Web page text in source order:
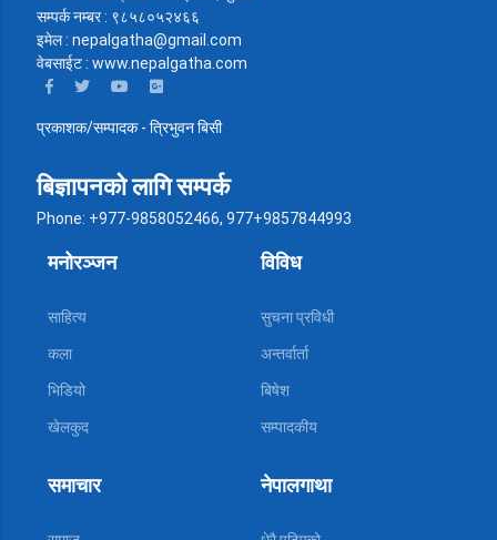
सम्पर्क नम्बर : ९८५८०५२४६६
इमेल : nepalgatha@gmail.com
वेबसाईट : www.nepalgatha.com
प्रकाशक/सम्पादक - त्रिभुवन बिसी
बिज्ञापनको लागि सम्पर्क
Phone: +977-9858052466, 977+9857844993
विविध
सुचना प्रविधी
अन्तर्वार्ता
बिषेश
सम्पादकीय
मनोरञ्जन
साहित्य
कला
भिडियो
खेलकुद
नेपालगाथा
समाचार